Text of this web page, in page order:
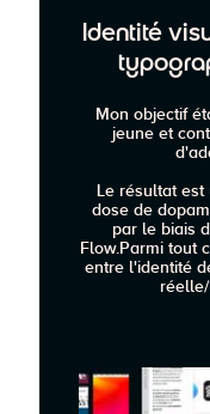
Identité
Mon objectif
jeune et
Le résultat est
dose de
par le biais
Flow.Parmi tout
entre l'identité